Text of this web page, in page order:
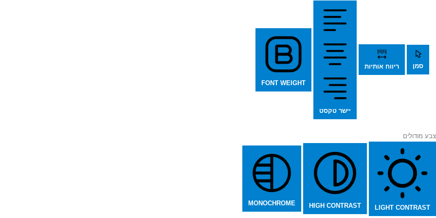
סמן ריווח אותיות
יישר טקסט
FONT WEIGHT
צבע מודולים
LIGHT CONTRAST
HIGH CONTRAST
MONOCHROME